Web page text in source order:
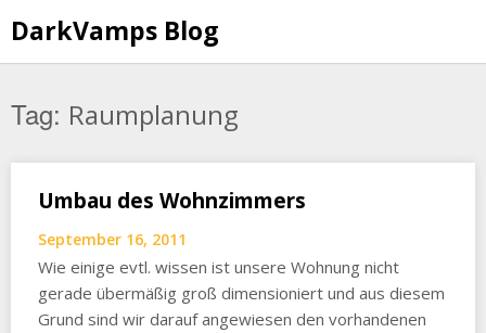
to
content
DarkVamps Blog
Tag: Raumplanung
Umbau des Wohnzimmers
September 16, 2011
Wie einige evtl. wissen ist unsere Wohnung nicht
gerade übermäßig groß dimensioniert und aus diesem
Grund sind wir darauf angewiesen den vorhandenen